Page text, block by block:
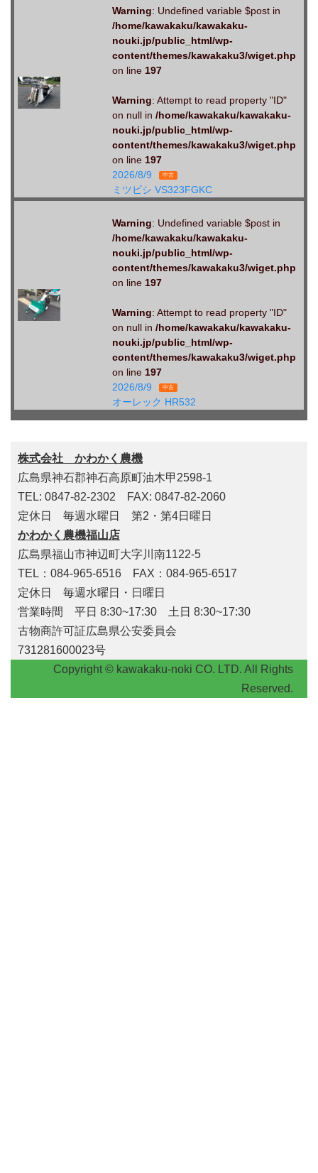
Warning: Undefined variable $post in
/home/kawakaku/kawakaku-
nouki.jp/public_html/wp-
content/themes/kawakaku3/wiget.php
on line 197
Warning: Attempt to read property "ID"
on null in /home/kawakaku/kawakaku-
nouki.jp/public_html/wp-
content/themes/kawakaku3/wiget.php
on line 197
2026/8/9
中古
ミツビシ VS323FGKC
Warning: Undefined variable $post in
/home/kawakaku/kawakaku-
nouki.jp/public_html/wp-
content/themes/kawakaku3/wiget.php
on line 197
Warning: Attempt to read property "ID"
on null in /home/kawakaku/kawakaku-
nouki.jp/public_html/wp-
content/themes/kawakaku3/wiget.php
on line 197
2026/8/9
中古
オーレック HR532
株式会社 かわかく農機
広島県神石郡神石高原町油木甲2598-1
TEL: 0847-82-2302 FAX: 0847-82-2060
定休日 毎週水曜日 第2・第4日曜日
かわかく農機福山店
広島県福山市神辺町大字川南1122-5
TEL：084-965-6516 FAX：084-965-6517
定休日 毎週水曜日・日曜日
営業時間 平日 8:30~17:30 土日 8:30~17:30
古物商許可証広島県公安委員会
731281600023号
Copyright © kawakaku-noki CO. LTD. All Rights
Reserved.